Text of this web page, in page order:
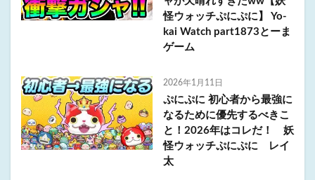
怪ウォッチぷにぷに】 Yo-
kai Watch part1873とーま
ゲーム
2026年1月11日
ぷにぷに 初心者から最強に
なるために優先するべきこ
と！2026年はコレだ！ 妖
怪ウォッチぷにぷに レイ
太